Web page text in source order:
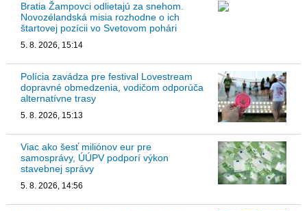
Bratia Žampovci odlietajú za snehom.
Novozélandská misia rozhodne o ich
štartovej pozícii vo Svetovom pohári
5. 8. 2026, 15:14
Polícia zavádza pre festival Lovestream
dopravné obmedzenia, vodičom odporúča
alternatívne trasy
5. 8. 2026, 15:13
Viac ako šesť miliónov eur pre
samosprávy, ÚÚPV podporí výkon
stavebnej správy
5. 8. 2026, 14:56